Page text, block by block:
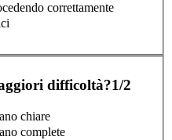
correttamente
difficoltà?1/2
chiare
complete